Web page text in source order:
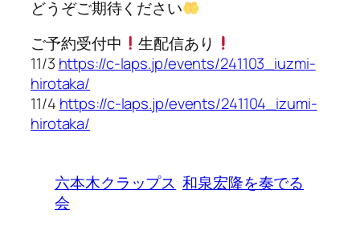
どうぞご期待ください
ご予約受付中
生配信あり
11/3 https://c-laps.jp/events/241103_iuzmi-
hirotaka/
11/4 https://c-laps.jp/events/241104_izumi-
hirotaka/
六本木クラップス 和泉宏隆を奏でる
会